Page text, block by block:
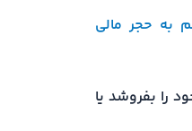
به حجر مالی
را بفروشد یا